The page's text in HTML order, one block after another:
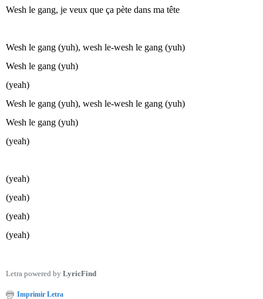
Wesh le gang, je veux que ça pète dans ma tête
Wesh le gang (yuh), wesh le-wesh le gang (yuh)
Wesh le gang (yuh)
(yeah)
Wesh le gang (yuh), wesh le-wesh le gang (yuh)
Wesh le gang (yuh)
(yeah)
(yeah)
(yeah)
(yeah)
(yeah)
Letra powered by LyricFind
Imprimir Letra